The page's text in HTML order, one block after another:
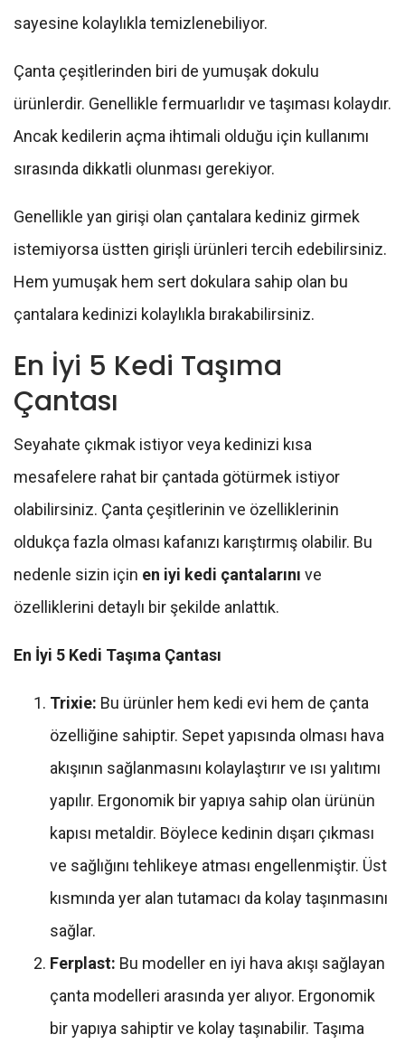
sayesine kolaylıkla temizlenebiliyor.
Çanta çeşitlerinden biri de yumuşak dokulu
ürünlerdir. Genellikle fermuarlıdır ve taşıması kolaydır.
Ancak kedilerin açma ihtimali olduğu için kullanımı
sırasında dikkatli olunması gerekiyor.
Genellikle yan girişi olan çantalara kediniz girmek
istemiyorsa üstten girişli ürünleri tercih edebilirsiniz.
Hem yumuşak hem sert dokulara sahip olan bu
çantalara kedinizi kolaylıkla bırakabilirsiniz.
En İyi 5 Kedi Taşıma
Çantası
Seyahate çıkmak istiyor veya kedinizi kısa
mesafelere rahat bir çantada götürmek istiyor
olabilirsiniz. Çanta çeşitlerinin ve özelliklerinin
oldukça fazla olması kafanızı karıştırmış olabilir. Bu
nedenle sizin için en iyi kedi çantalarını ve
özelliklerini detaylı bir şekilde anlattık.
En İyi 5 Kedi Taşıma Çantası
Trixie: Bu ürünler hem kedi evi hem de çanta
özelliğine sahiptir. Sepet yapısında olması hava
akışının sağlanmasını kolaylaştırır ve ısı yalıtımı
yapılır. Ergonomik bir yapıya sahip olan ürünün
kapısı metaldir. Böylece kedinin dışarı çıkması
ve sağlığını tehlikeye atması engellenmiştir. Üst
kısmında yer alan tutamacı da kolay taşınmasını
sağlar.
Ferplast: Bu modeller en iyi hava akışı sağlayan
çanta modelleri arasında yer alıyor. Ergonomik
bir yapıya sahiptir ve kolay taşınabilir. Taşıma